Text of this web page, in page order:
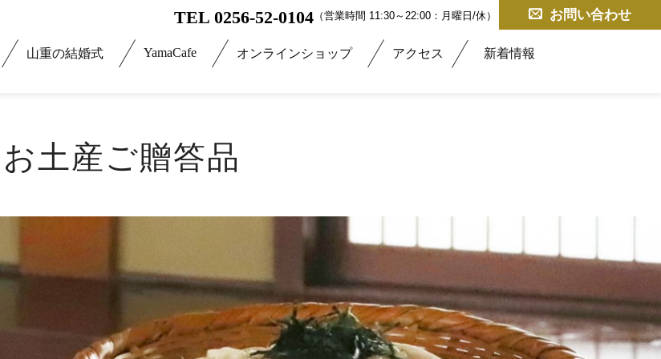
お問い合わせ
（営業時間 11:30～22:00：月曜日/休）
TEL 0256-52-0104
山重の結婚式 YamaCafe オンラインショップ アクセス 新着情報
お土産ご贈答品